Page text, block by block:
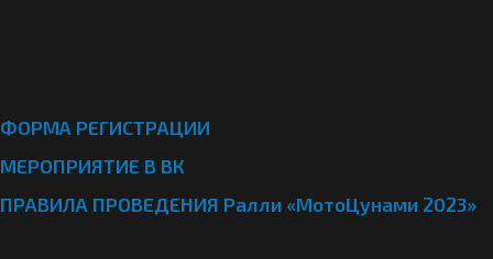
ФОРМА РЕГИСТРАЦИИ
МЕРОПРИЯТИЕ В ВК
ПРАВИЛА ПРОВЕДЕНИЯ Ралли «МотоЦунами 2023»